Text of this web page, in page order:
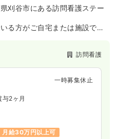
刈谷市にある訪問看護ステー
る方がご自宅または施設でケ
ています。
たステーション、ターミナル
患などに
ます。
訪問看護
一時募集休止
与2ヶ月
月給30万円以上可